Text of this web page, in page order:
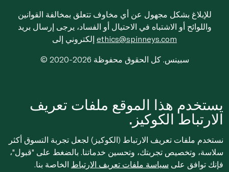
للإبلاغ بشكل مجهول عن أي مخاوف تتعلق بمخالفة القوانين
واللوائح أو الاشتباه في الاحتيال أو الفساد، يرجى إرسال بريد
ethics@spinneys.com
© 2020-2026 سبينس. كل الحقوق محفوظة
يستخدم هذا الموقع ملفات تعريف
الارتباط الكوكيز.
نستخدم ملفات تعريف الارتباط (الكوكيز) لجعل تجربة التسوق أكثر
سلاسة، وتخصيص تجربتك، وتحسين خدماتنا. بالضغط على "قبول"،
فإنك توافق على سياسة ملفات تعريف الارتباط الخاصة بنا.